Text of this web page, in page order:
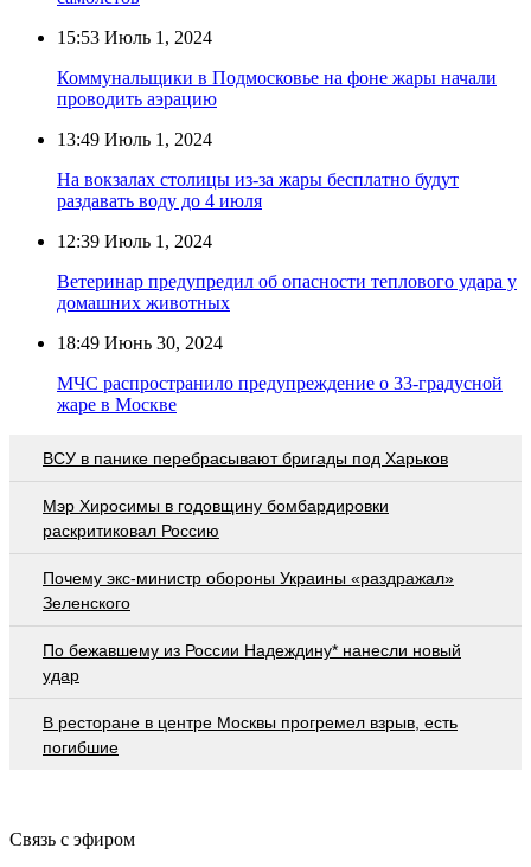
15:53 Июль 1, 2024
Коммунальщики в Подмосковье на фоне жары начали
проводить аэрацию
13:49 Июль 1, 2024
На вокзалах столицы из-за жары бесплатно будут
раздавать воду до 4 июля
12:39 Июль 1, 2024
Ветеринар предупредил об опасности теплового удара у
домашних животных
18:49 Июнь 30, 2024
МЧС распространило предупреждение о 33-градусной
жаре в Москве
ВСУ в панике перебрасывают бригады под Харьков
Мэр Хиросимы в годовщину бомбардировки
раскритиковал Россию
Почему экс-министр обороны Украины «раздражал»
Зеленского
По бежавшему из России Надеждину* нанесли новый
удар
В ресторане в центре Москвы прогремел взрыв, есть
погибшие
Связь с эфиром